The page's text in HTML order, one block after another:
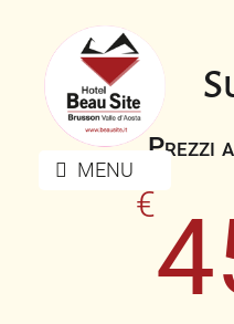
MENU
Prezzi
€